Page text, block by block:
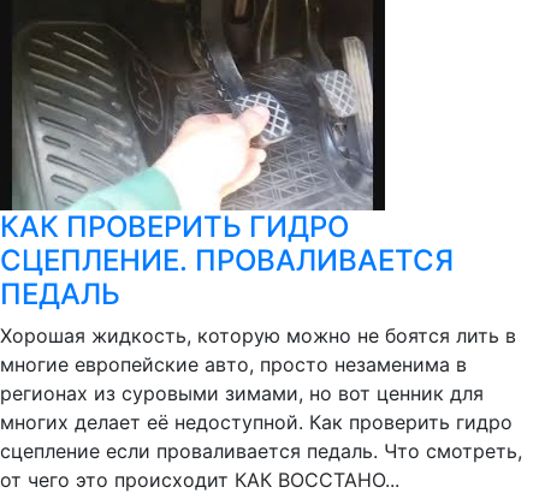
КАК ПРОВЕРИТЬ ГИДРО
СЦЕПЛЕНИЕ. ПРОВАЛИВАЕТСЯ
ПЕДАЛЬ
Хорошая жидкость, которую можно не боятся лить в
многие европейские авто, просто незаменима в
регионах из суровыми зимами, но вот ценник для
многих делает её недоступной. Как проверить гидро
сцепление если проваливается педаль. Что смотреть,
от чего это происходит КАК ВОССТАНО...